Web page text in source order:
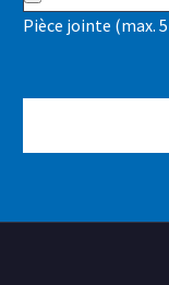
Pièce jointe (max.